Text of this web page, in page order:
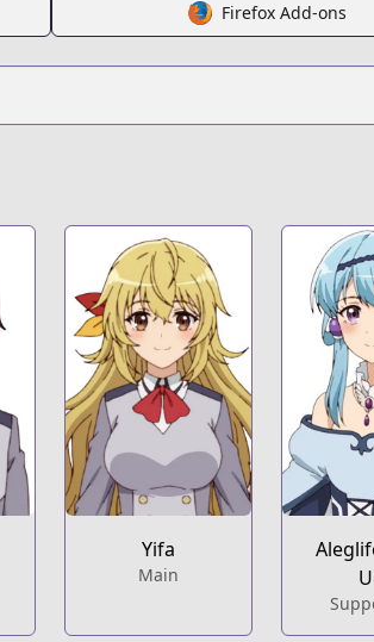
Firefox Add-ons
Yifa
Main